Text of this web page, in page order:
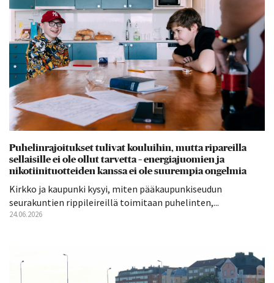
Puhelinrajoitukset tulivat kouluihin, mutta ripareilla
sellaisille ei ole ollut tarvetta – energiajuomien ja
nikotiinituotteiden kanssa ei ole suurempia ongelmia
Kirkko ja kaupunki kysyi, miten pääkaupunkiseudun
seurakuntien rippileireillä toimitaan puhelinten,...
24.06.2026